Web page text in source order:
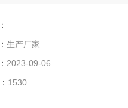
生产厂家
2023-09-06
1530